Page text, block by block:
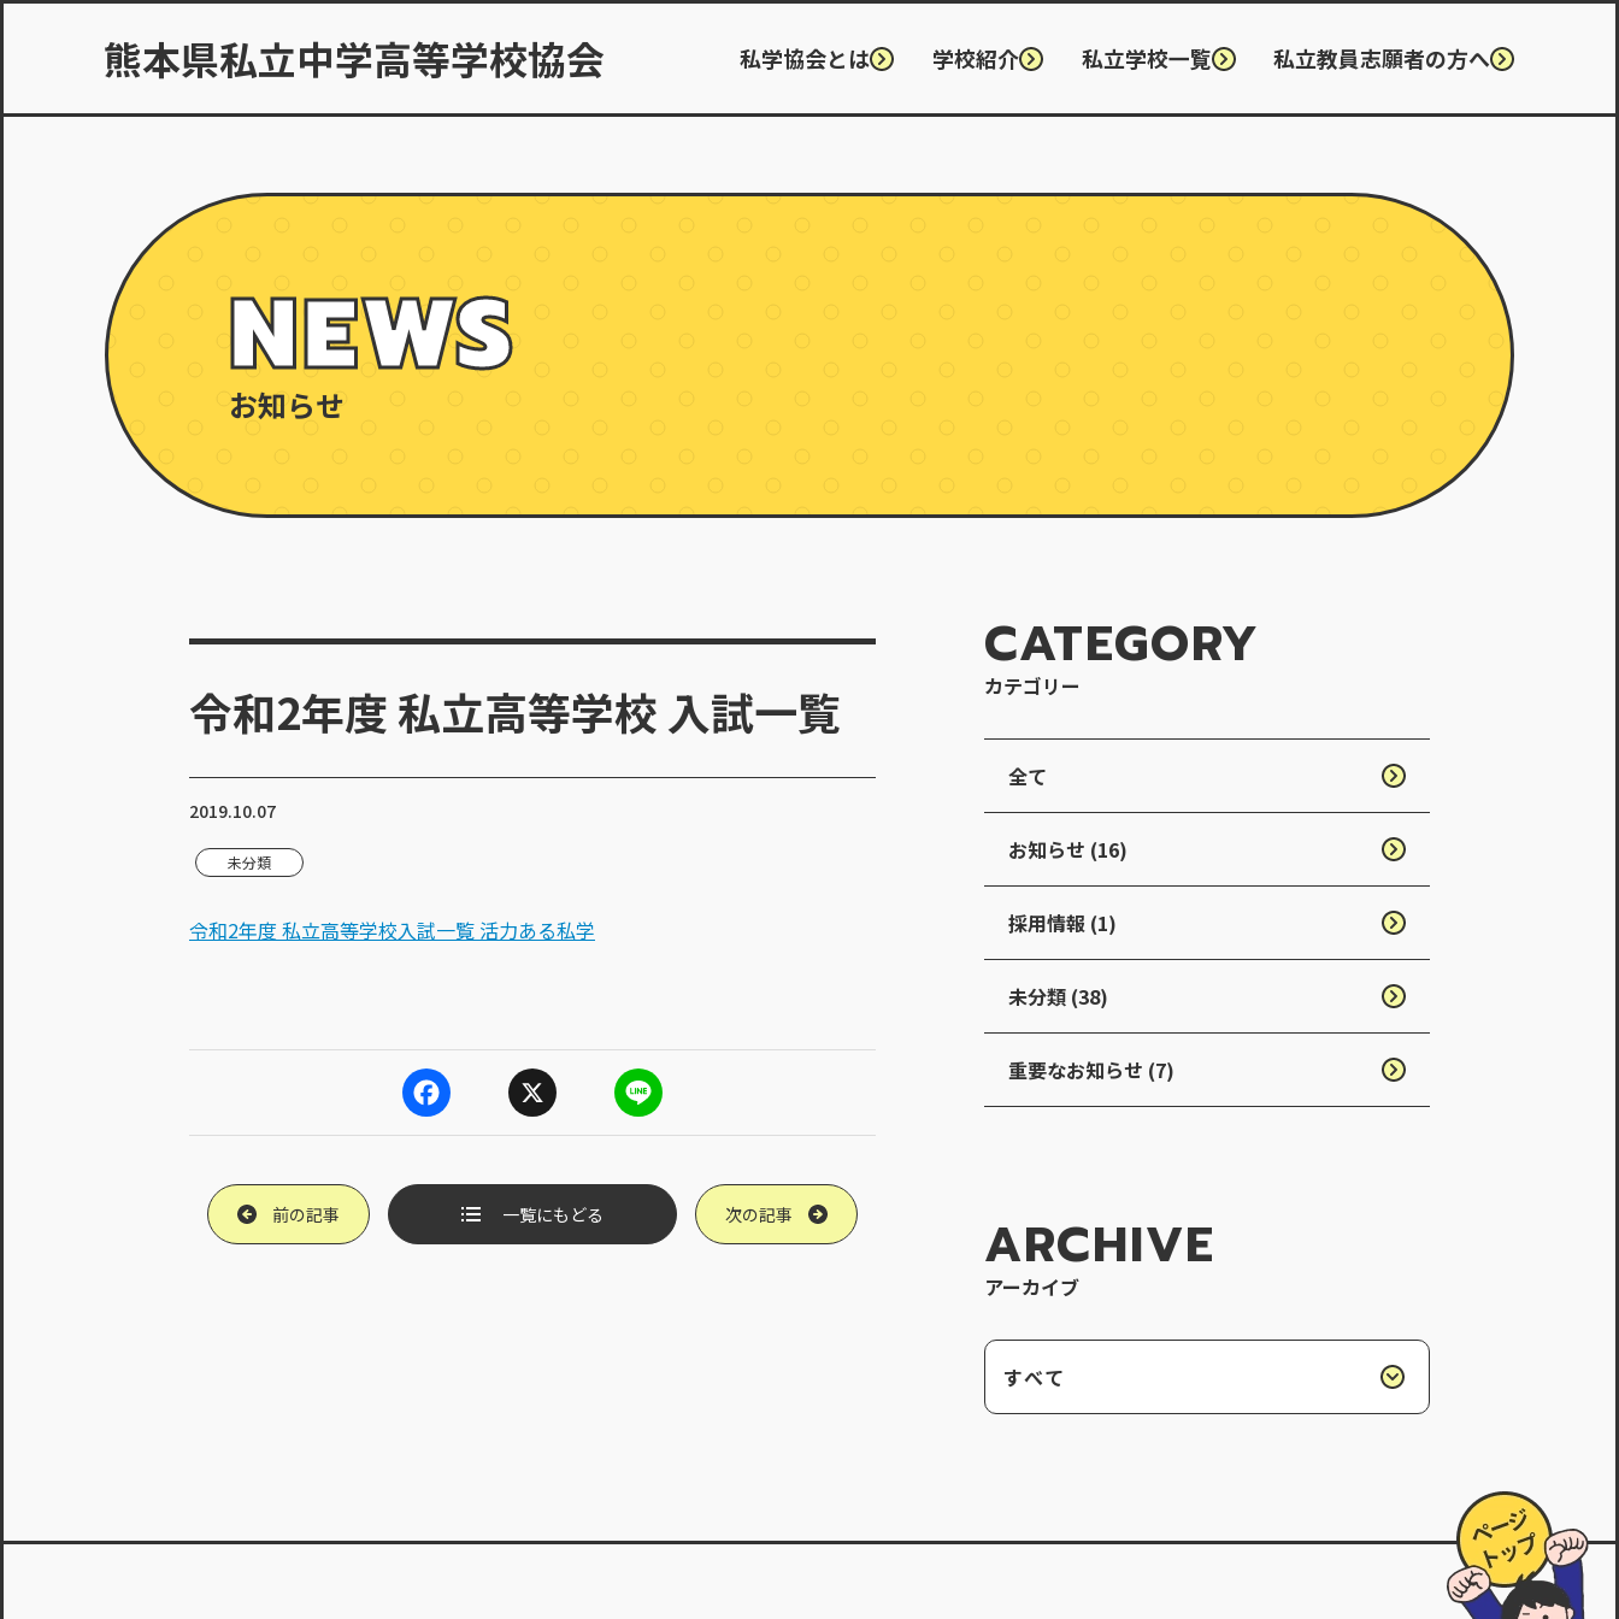
熊本県私立中学高等学校協会 私学協会とは 学校紹介 私立学校一覧 私立教員志願者の方へ
お知らせ
NEWS
令和2年度 私立高等学校 入試一覧
2019.10.07
未分類
令和2年度 私立高等学校入試一覧 活力ある私学
a
e
o
i
e
一覧にもどる
前の記事 次の記事
カテゴリー
CATEGORY
全て
お知らせ (16)
採用情報 (1)
未分類 (38)
重要なお知らせ (7)
アーカイブ
ARCHIVE